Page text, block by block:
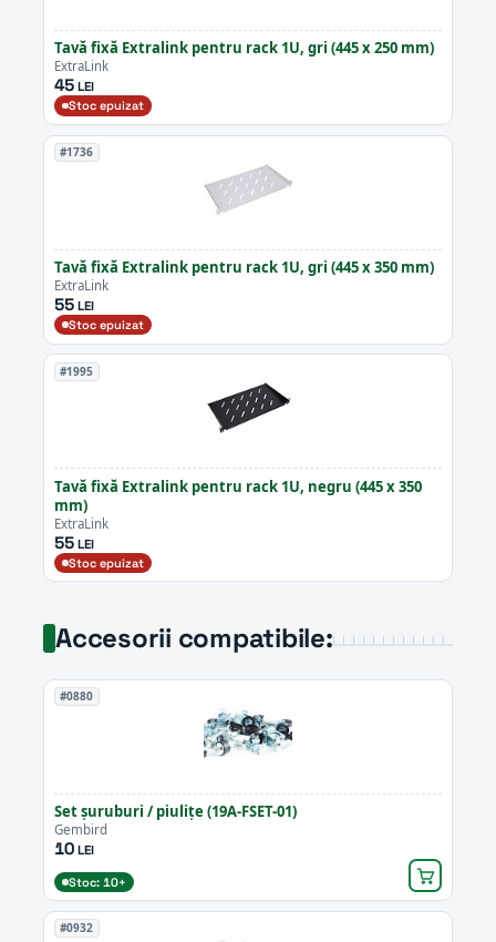
Tavă fixă Extralink pentru rack 1U, gri (445 x 250 mm)
ExtraLink
45LEI
Stoc epuizat
#1736
Tavă fixă Extralink pentru rack 1U, gri (445 x 350 mm)
ExtraLink
55LEI
Stoc epuizat
#1995
Tavă fixă Extralink pentru rack 1U, negru (445 x 350
mm)
ExtraLink
55LEI
Stoc epuizat
Accesorii compatibile:
#0880
Set șuruburi / piulițe (19A-FSET-01)
Gembird
10LEI
Stoc: 10+
#0932